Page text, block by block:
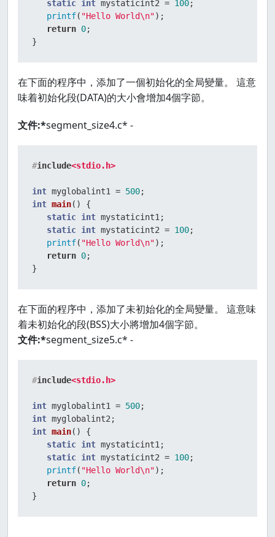
static int mystaticint2 = 100;
printf( "Hello World\n");
return 0;
}
在下面的程序中，添加了一個初始化的全局變量。 這意
味着初始化段(DATA)的大小會增加4個字節。
文件:*segment_size4.c* -
#include<stdio.h>
int myglobalint1 = 500
int main()
{
static int mystaticint1;
static int mystaticint2 = 100;
printf( "Hello World\n");
return 0;
}
在下面的程序中，添加了未初始化的全局變量。 這意味
着未初始化的段(BSS)大小將增加4個字節。
文件:*segment_size5.c* -
#include<stdio.h>
int myglobalint1 = 500
int
int main()
{
static int mystaticint1;
static int mystaticint2 = 100;
printf( "Hello World\n");
return 0;
}